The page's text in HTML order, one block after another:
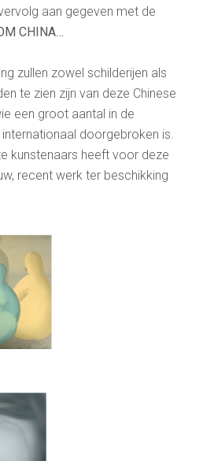
aan gegeven met de
CHINA…
zullen zowel schilderijen als
te zien zijn van deze Chinese
een groot aantal in de
doorgebroken is.
kunstenaars heeft voor deze
recent werk ter beschikking